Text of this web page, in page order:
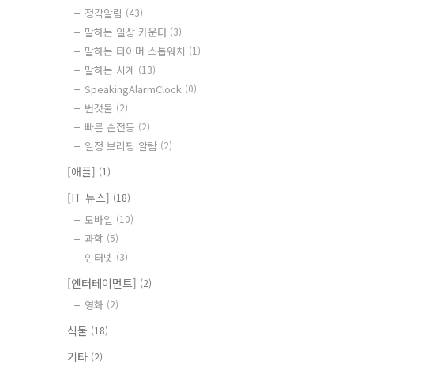
정각알림 (43)
말하는 일상 카운터 (3)
말하는 타이머 스톱워치 (1)
말하는 시계 (13)
SpeakingAlarmClock (0)
번갯불 (2)
빠른 손전등 (2)
일정 브리핑 알람 (2)
[애플] (1)
[IT 뉴스] (18)
모바일 (10)
과학 (5)
인터넷 (3)
[엔터테이먼트] (2)
영화 (2)
식물 (18)
기타 (2)